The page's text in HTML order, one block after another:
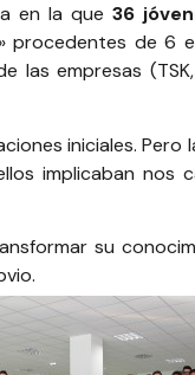
en la que36
procedentes de 6
las empresas (TSK
iniciales. Pero
implicaban nos
su